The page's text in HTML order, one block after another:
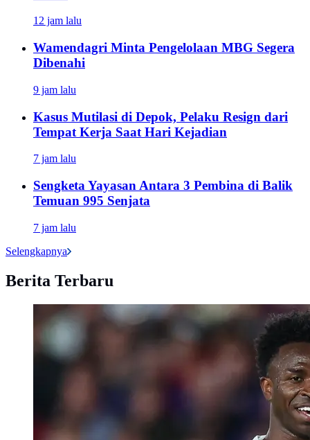
12 jam lalu
Wamendagri Minta Pengelolaan MBG Segera
Dibenahi
9 jam lalu
Kasus Mutilasi di Depok, Pelaku Resign dari
Tempat Kerja Saat Hari Kejadian
7 jam lalu
Sengketa Yayasan Antara 3 Pembina di Balik
Temuan 995 Senjata
7 jam lalu
Selengkapnya
Berita Terbaru